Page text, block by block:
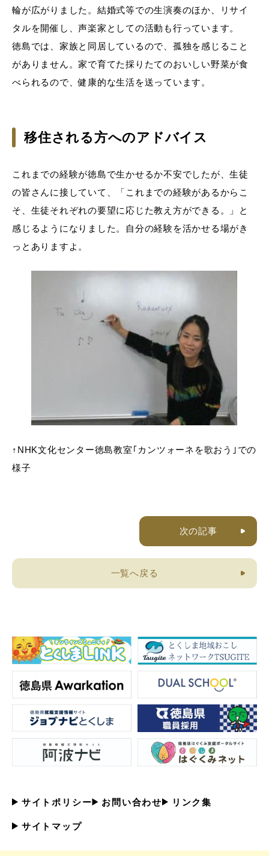
輪が広がりました。結婚式等での生演奏のほか、リサイ
タルを開催し、声楽家としての活動も行っています。
徳島では、家族と同居しているので、孤独を感じること
がありません。家で育てた採りたてのおいしい野菜が食
べられるので、健康的な生活を送っています。
移住される方へのアドバイス
これまでの経験が徳島で生かせるか不安でしたが、生徒
の皆さんに接していて、「これまでの経験があるからこ
そ、生徒それぞれの要望に応じた教え方ができる。」と
感じるようになりました。自分の経験を活かせる場がき
っとありますよ。
↑NHK文化センター徳島教室｢カンツォーネを歌おう｣での
様子
次の記事
一覧へ戻る
サイトポリシー お問い合わせ リンク集
サイトマップ